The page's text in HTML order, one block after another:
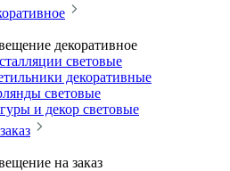
декоративное
световые
декоративные
световые
и декор световые
на заказ